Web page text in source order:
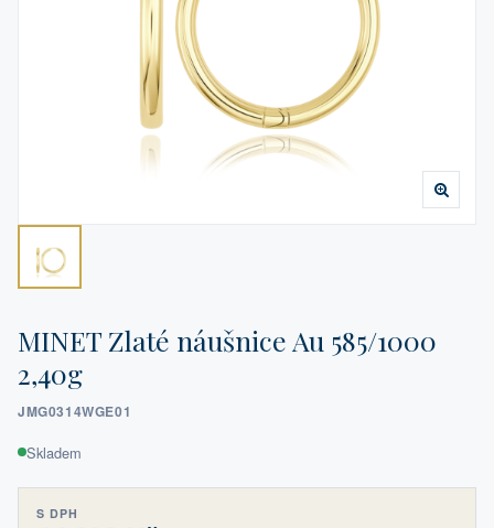
MINET Zlaté náušnice Au 585/1000
2,40g
JMG0314WGE01
Skladem
S DPH